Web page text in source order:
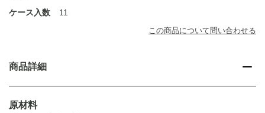
ケース入数
11
この商品について問い合わせる
商品詳細
原材料